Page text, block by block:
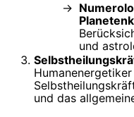
und
und das